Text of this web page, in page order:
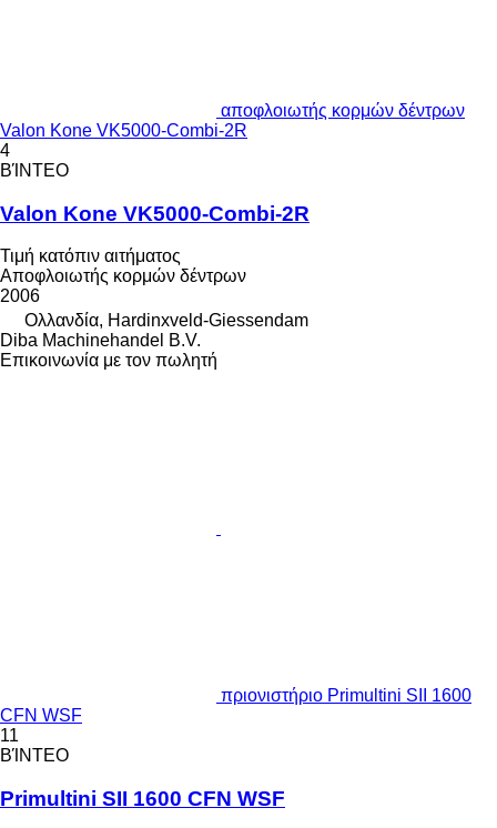
αποφλοιωτής κορμών δέντρων
Valon Kone VK5000-Combi-2R
4
ΒΊΝΤΕΟ
Valon Kone VK5000-Combi-2R
Τιμή κατόπιν αιτήματος
Αποφλοιωτής κορμών δέντρων
2006
Ολλανδία, Hardinxveld-Giessendam
Diba Machinehandel B.V.
Επικοινωνία με τον πωλητή
πριονιστήριο Primultini SII 1600
CFN WSF
11
ΒΊΝΤΕΟ
Primultini SII 1600 CFN WSF